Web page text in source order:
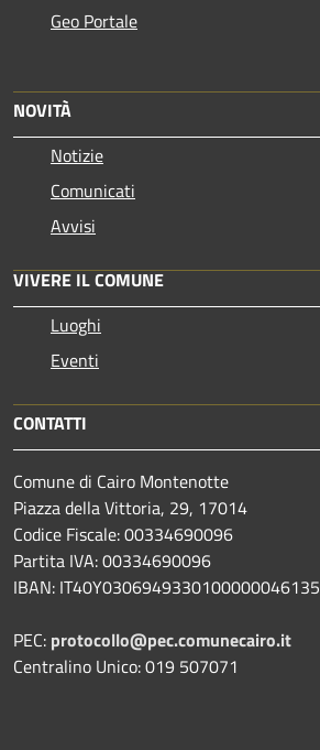
Geo Portale
NOVITÀ
Notizie
Comunicati
Avvisi
VIVERE IL COMUNE
Luoghi
Eventi
CONTATTI
Comune di Cairo Montenotte
Piazza della Vittoria, 29, 17014
Codice Fiscale: 00334690096
Partita IVA: 00334690096
IBAN: IT40Y0306949330100000046135
PEC: protocollo@pec.comunecairo.it
Centralino Unico: 019 507071